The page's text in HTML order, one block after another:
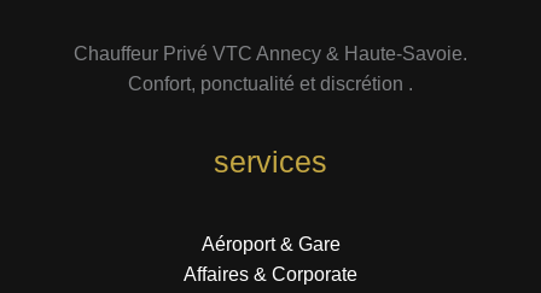
Chauffeur Privé VTC Annecy & Haute-Savoie.
Confort, ponctualité et discrétion .
services
Aéroport & Gare
Affaires & Corporate